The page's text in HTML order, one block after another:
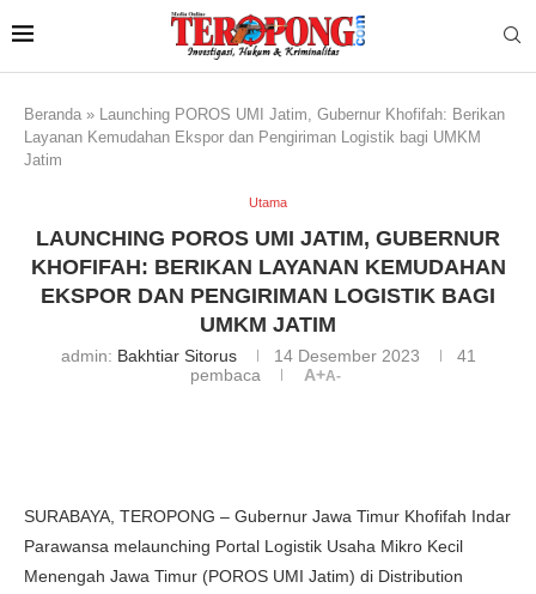
Beranda »
Launching POROS UMI Jatim, Gubernur Khofifah: Berikan
Layanan Kemudahan Ekspor dan Pengiriman Logistik bagi UMKM
Jatim
Utama
LAUNCHING POROS UMI JATIM, GUBERNUR
KHOFIFAH: BERIKAN LAYANAN KEMUDAHAN
EKSPOR DAN PENGIRIMAN LOGISTIK BAGI
UMKM JATIM
admin: Bakhtiar Sitorus 14 Desember 2023
41
pembaca
A+A-
SURABAYA, TEROPONG – Gubernur Jawa Timur Khofifah Indar
Parawansa melaunching Portal Logistik Usaha Mikro Kecil
Menengah Jawa Timur (POROS UMI Jatim) di Distribution